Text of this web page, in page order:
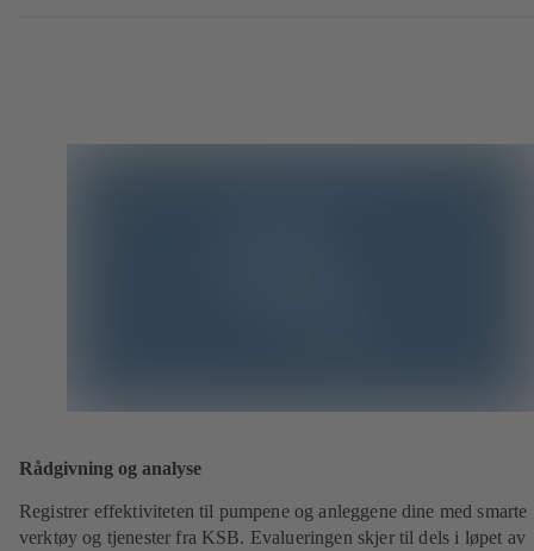
Rådgivning og analyse
Registrer effektiviteten til pumpene og anleggene dine med smarte
verktøy og tjenester fra KSB. Evalueringen skjer til dels i løpet av